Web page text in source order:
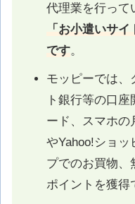
代理業を行って
「お小遣いサ
です。
モッピーでは、
ト銀行等の口
ード、スマホの
やYahoo!ショッ
プでのお買物、
ポイントを獲得